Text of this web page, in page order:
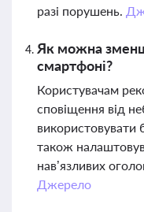
разі порушень.
Як можна
смартфоні?
Користувачам
сповіщення від
використовувати
також
нав’язливих
Джерело